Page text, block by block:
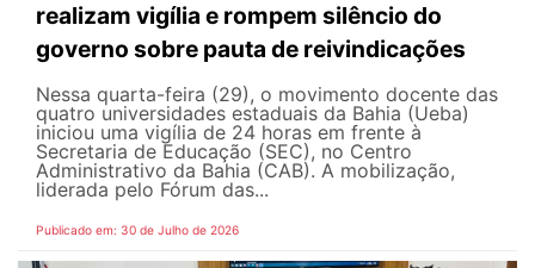
realizam vigília e rompem silêncio do
governo sobre pauta de reivindicações
Nessa quarta-feira (29), o movimento docente das
quatro universidades estaduais da Bahia (Ueba)
iniciou uma vigília de 24 horas em frente à
Secretaria de Educação (SEC), no Centro
Administrativo da Bahia (CAB). A mobilização,
liderada pelo Fórum das...
Publicado em: 30 de Julho de 2026